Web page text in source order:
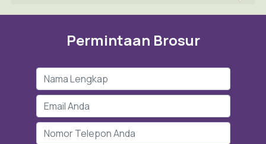
Permintaan Brosur